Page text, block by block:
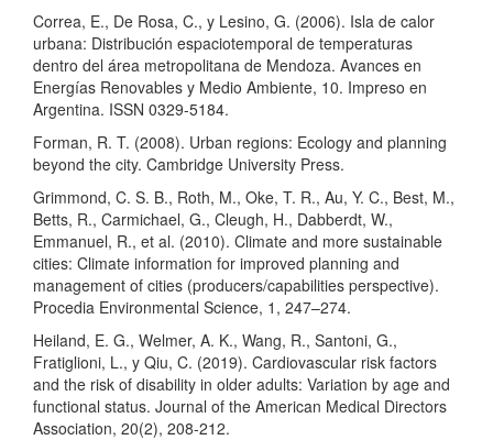
Correa, E., De Rosa, C., y Lesino, G. (2006). Isla de calor
urbana: Distribución espaciotemporal de temperaturas
dentro del área metropolitana de Mendoza. Avances en
Energías Renovables y Medio Ambiente, 10. Impreso en
Argentina. ISSN 0329-5184.
Forman, R. T. (2008). Urban regions: Ecology and planning
beyond the city. Cambridge University Press.
Grimmond, C. S. B., Roth, M., Oke, T. R., Au, Y. C., Best, M.,
Betts, R., Carmichael, G., Cleugh, H., Dabberdt, W.,
Emmanuel, R., et al. (2010). Climate and more sustainable
cities: Climate information for improved planning and
management of cities (producers/capabilities perspective).
Procedia Environmental Science, 1, 247–274.
Heiland, E. G., Welmer, A. K., Wang, R., Santoni, G.,
Fratiglioni, L., y Qiu, C. (2019). Cardiovascular risk factors
and the risk of disability in older adults: Variation by age and
functional status. Journal of the American Medical Directors
Association, 20(2), 208-212.